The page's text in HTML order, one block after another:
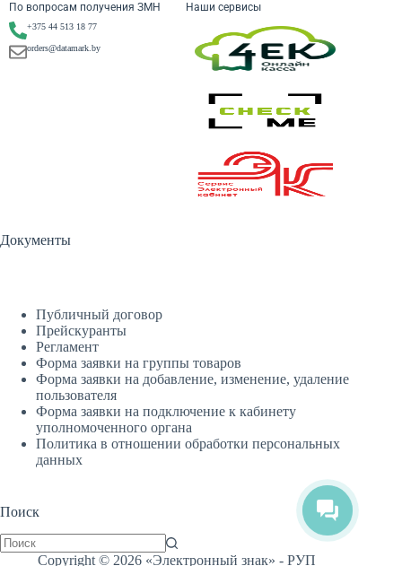
По вопросам получения ЗМН
+375 44 513 18 77
orders@datamark.by
Наши сервисы
Документы
Публичный договор
Прейскуранты
Регламент
Форма заявки на группы товаров
Форма заявки на добавление, изменение, удаление
пользователя
Форма заявки на подключение к кабинету
уполномоченного органа
Политика в отношении обработки персональных
данных
Поиск
Copyright © 2026 «Электронный знак» - РУП